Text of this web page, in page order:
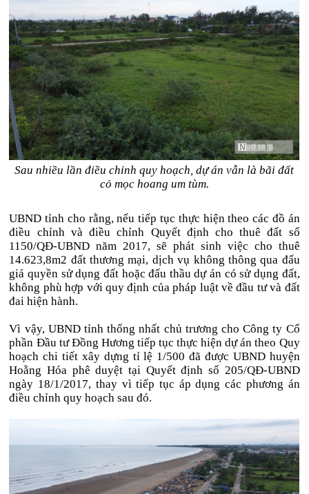
Sau nhiều lần điều chỉnh quy hoạch, dự án vẫn là bãi đất
cỏ mọc hoang um tùm.
UBND tỉnh cho rằng, nếu tiếp tục thực hiện theo các đồ án
điều chỉnh và điều chỉnh Quyết định cho thuê đất số
1150/QĐ-UBND năm 2017, sẽ phát sinh việc cho thuê
14.623,8m2 đất thương mại, dịch vụ không thông qua đấu
giá quyền sử dụng đất hoặc đấu thầu dự án có sử dụng đất,
không phù hợp với quy định của pháp luật về đầu tư và đất
đai hiện hành.
Vì vậy, UBND tỉnh thống nhất chủ trương cho Công ty Cổ
phần Đầu tư Đồng Hương tiếp tục thực hiện dự án theo Quy
hoạch chi tiết xây dựng tỉ lệ 1/500 đã được UBND huyện
Hoằng Hóa phê duyệt tại Quyết định số 205/QĐ-UBND
ngày 18/1/2017, thay vì tiếp tục áp dụng các phương án
điều chỉnh quy hoạch sau đó.